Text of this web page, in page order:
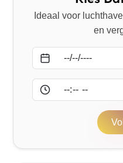
Ideaal voor
en